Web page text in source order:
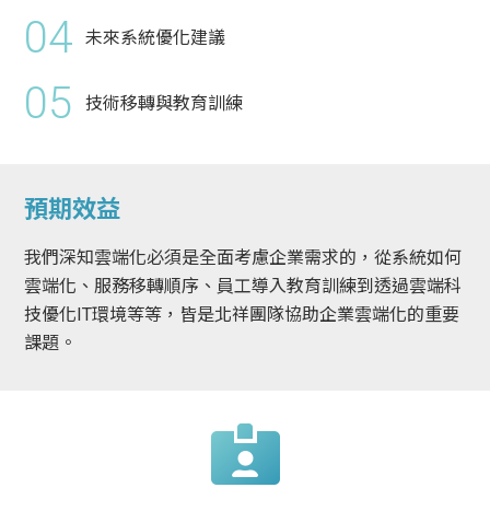
04 未來系統優化建議
05 技術移轉與教育訓練
預期效益
我們深知雲端化必須是全面考慮企業需求的，從系統如何
雲端化、服務移轉順序、員工導入教育訓練到透過雲端科
技優化IT環境等等，皆是北祥團隊協助企業雲端化的重要
課題。